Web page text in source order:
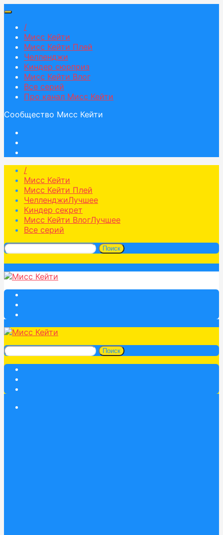
/
Мисс Кейти
Мисс Кейти Плей
Челленджи
Киндер сюрприз
Мисс Кейти Влог
Все серий
Про канал Мисс Кейти
Сообщество Мисс Кейти
/
Мисс Кейти
Мисс Кейти Плей
ЧелленджиЛучшее
Киндер секрет
Мисс Кейти ВлогЛучшее
Все серий
Поиск
Поиск